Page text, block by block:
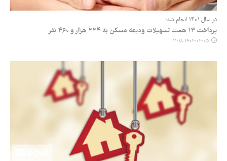
در سال ۱۴۰۱ انجام شد؛
پرداخت ۱۳ همت تسهیلات ودیعه مسکن به ۲۲۴ هزار و ۴۶۰ نفر
۱۴۰۲-۰۲-۰۵ ۱۱:۱۸